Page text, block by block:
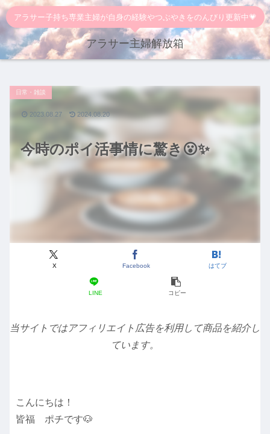
アラサー子持ち専業主婦が自身の経験やつぶやきをのんびり更新中💗
アラサー主婦解放箱
今時のポイ活事情に驚き😮✨
日常・雑談
X Facebook はてブ
LINE コピー
2023.08.27 2024.08.20
当サイトではアフィリエイト広告を利用して商品を紹介し
ています。
こんにちは！
皆福 ポチです🐶